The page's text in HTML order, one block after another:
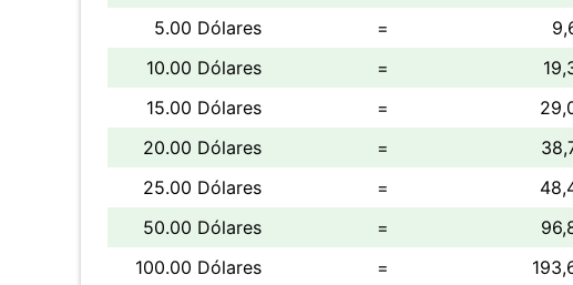
5.00 Dólares
=
10.00 Dólares
=
15.00 Dólares
=
20.00 Dólares
=
25.00 Dólares
=
50.00 Dólares
=
100.00 Dólares
=